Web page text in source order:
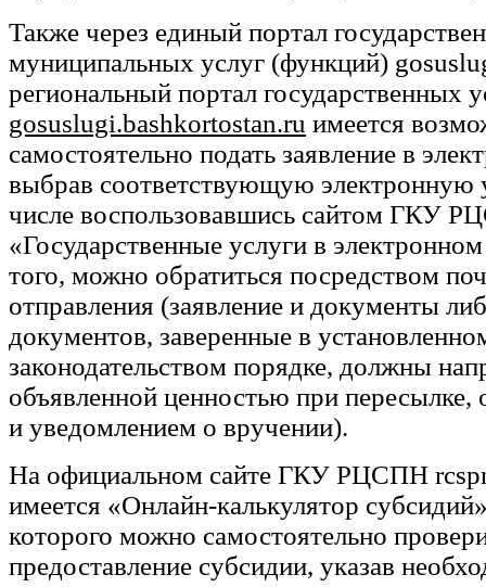
Также через единый портал
муниципальных услуг (функций)
региональный портал государственных
gosuslugi.bashkortostan.ru имеется
самостоятельно подать заявление в
выбрав соответствующую электронную
числе воспользовавшись сайтом ГКУ
«Государственные услуги в
того, можно обратиться посредством
отправления (заявление и документы
документов, заверенные в
законодательством порядке, должны
объявленной ценностью при
и уведомлением о вручении).
На официальном сайте ГКУ РЦСПН
имеется «Онлайн-калькулятор
которого можно самостоятельно
предоставление субсидии, указав